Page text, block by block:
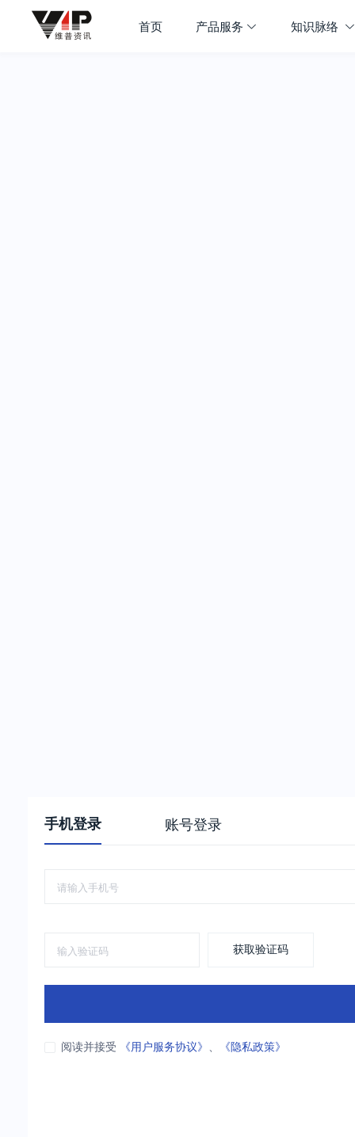
首页 产品服务 知识脉络
手机登录 账号登录
获取验证码
阅读并接受 《用户服务协议》 、 《隐私政策》